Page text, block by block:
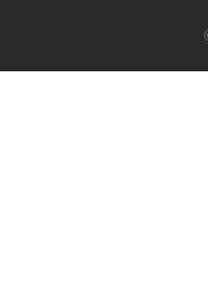
このコンテンツは掲載